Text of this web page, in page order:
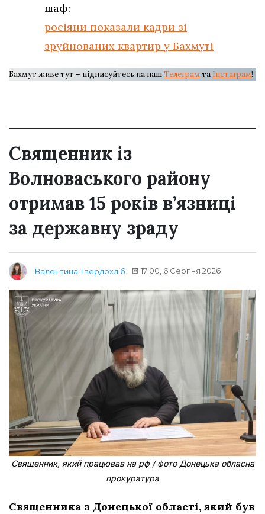
шаф:
росіяни показали кадри зі
зруйнованих квартир у Бахмуті
Бахмут живе тут – підписуйтесь на нашТелеграм та Інстаграм!
Священник із
Волноваського району
отримав 15 років в’язниці
за державну зраду
Валентина Твердохліб 17:00, 6 Серпня 2026
Священник, який працював на рф / фото Донецька обласна
прокуратура
Священника з Донецької області, який був